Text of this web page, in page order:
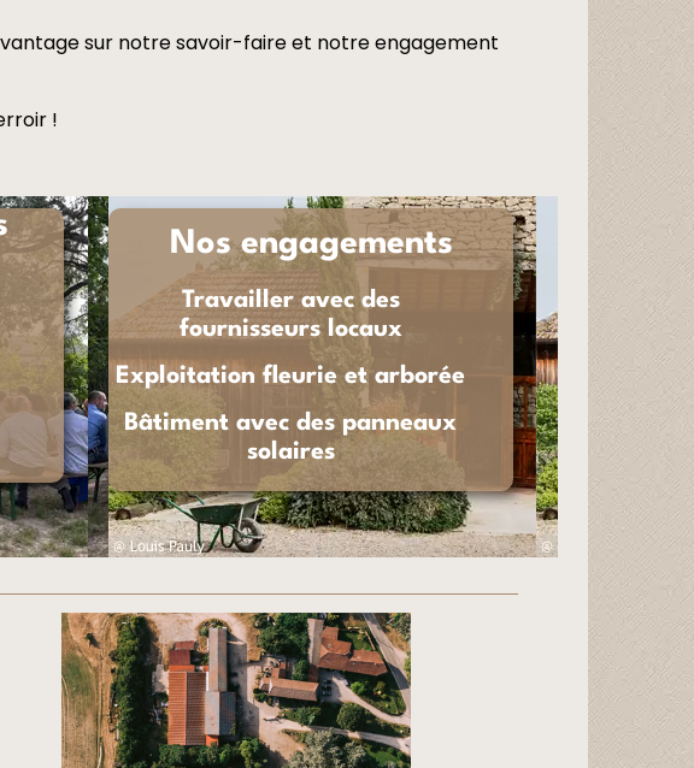
sur notre savoir-faire et notre engagement
!
Nos engagements
Travailler avec des
fournisseurs locaux
Exploitation fleurie et arborée
Bâtiment avec des panneaux
solaires